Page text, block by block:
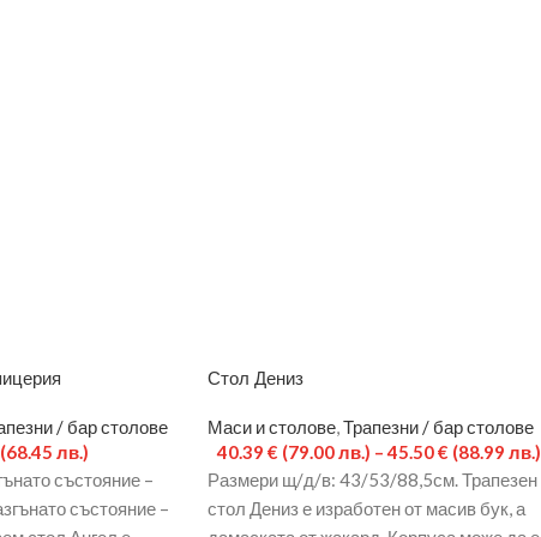
/ бар столове
(68.45 лв.)
състояние –
състояние –
Стол Дениз
Маси и столове,Трапезни / бар столове
40.39 € (79.00 лв.) – 45.50€ (88.99 лв.)
Размери щ/д/в: 43/53/88,5см. Трапезен
стол Дениз е изработен от масив бук, а